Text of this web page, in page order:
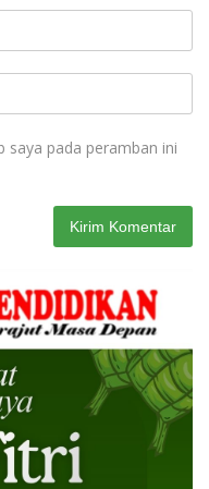
saya pada peramban ini